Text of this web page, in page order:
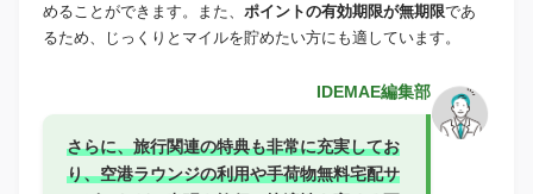
めることができます。また、 ポイントの有効期限が無期限であ
るため、じっくりとマイルを貯めたい方にも適しています。
IDEMAE編集部
さらに、旅行関連の特典も非常に充実してお
り、空港ラウンジの利用や手荷物無料宅配サ